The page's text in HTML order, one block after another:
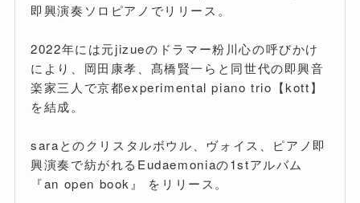
即興演奏ソロピアノでリリース。
2022年には元jizueのドラマー粉川心の呼びかけ
により、岡田康孝、髙橋賢一らと同世代の即興音
楽家三人で京都experimental piano trio【kott】
を結成。
saraとのクリスタルボウル、ヴォイス、ピアノ即
興演奏で紡がれるEudaemoniaの1stアルバム
『an open book』 をリリース。